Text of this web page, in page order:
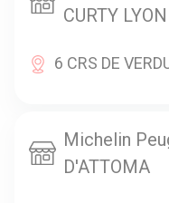
CURTY
6 CRS DE
Michelin
D'ATTOMA